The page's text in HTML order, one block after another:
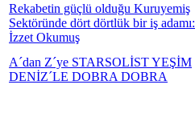
Rekabetin güçlü olduğu Kuruyemiş
Sektöründe dört dörtlük bir iş adamı:
İzzet Okumuş
A´dan Z´ye STARSOLİST YEŞİM
DENİZ´LE DOBRA DOBRA